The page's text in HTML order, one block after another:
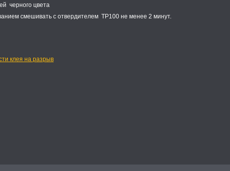
черного цвета
смешивать с отвердителем TP100 не менее 2 минут.
клея на разрыв